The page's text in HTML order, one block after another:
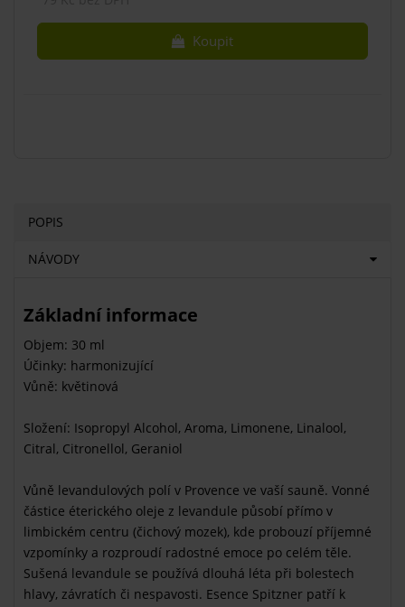
Koupit
POPIS
NÁVODY
Základní informace
Objem: 30 ml
Účinky: harmonizující
Vůně: květinová
Složení: Isopropyl Alcohol, Aroma, Limonene, Linalool,
Citral, Citronellol, Geraniol
Vůně levandulových polí v Provence ve vaší sauně. Vonné
částice éterického oleje z levandule působí přímo v
limbickém centru (čichový mozek), kde probouzí příjemné
vzpomínky a rozproudí radostné emoce po celém těle.
Sušená levandule se používá dlouhá léta při bolestech
hlavy, závratích či nespavosti. Esence Spitzner patří k